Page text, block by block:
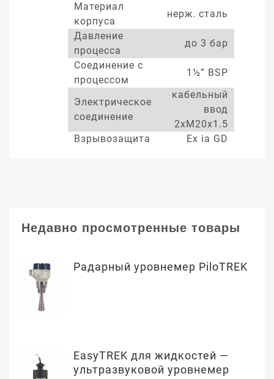
Материал
корпуса
нерж. сталь
Давление
процесса
до 3 бар
Соединение с
процессом
1½” BSP
Электрическое
соединение
кабельный
ввод
2xM20x1.5
Взрывозащита
Ex ia GD
Недавно просмотренные товары
Радарный уровнемер PiloTREK
EasyTREK для жидкостей —
ультразвуковой уровнемер